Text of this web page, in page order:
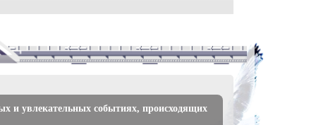
и увлекательных событиях, происходящих